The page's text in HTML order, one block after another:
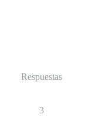
Respuestas
3